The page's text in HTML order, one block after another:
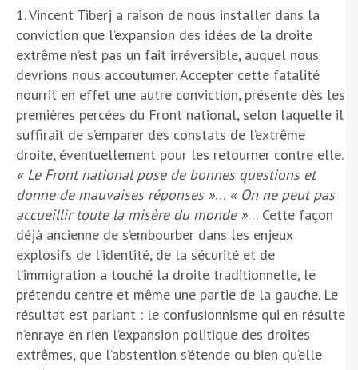
1. Vincent Tiberj a raison de nous installer dans la
conviction que l’expansion des idées de la droite
extrême n’est pas un fait irréversible, auquel nous
devrions nous accoutumer. Accepter cette fatalité
nourrit en effet une autre conviction, présente dès les
premières percées du Front national, selon laquelle il
suffirait de s’emparer des constats de l’extrême
droite, éventuellement pour les retourner contre elle.
« Le Front national pose de bonnes questions et
donne de mauvaises réponses »… « On ne peut pas
accueillir toute la misère du monde »… Cette façon
déjà ancienne de s’embourber dans les enjeux
explosifs de l’identité, de la sécurité et de
l’immigration a touché la droite traditionnelle, le
prétendu centre et même une partie de la gauche. Le
résultat est parlant : le confusionnisme qui en résulte
n’enraye en rien l’expansion politique des droites
extrêmes, que l’abstention s’étende ou bien qu’elle